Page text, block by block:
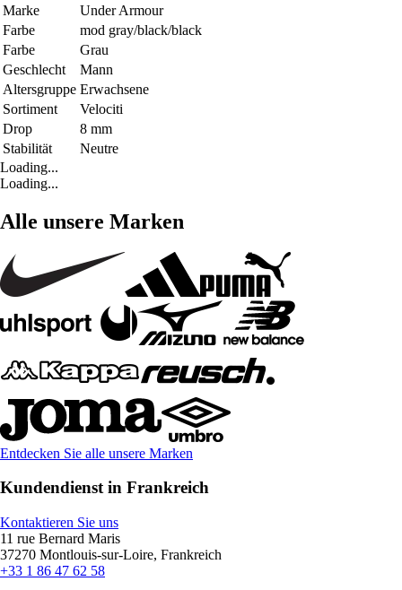
Marke
Under Armour
Farbe
mod gray/black/black
Farbe
Grau
Geschlecht
Mann
Altersgruppe Erwachsene
Sortiment
Velociti
Drop
8 mm
Stabilität
Neutre
Loading...
Loading...
Alle unsere Marken
Entdecken Sie alle unsere Marken
Kundendienst in Frankreich
Kontaktieren Sie uns
11 rue Bernard Maris
37270 Montlouis-sur-Loire, Frankreich
+33 1 86 47 62 58